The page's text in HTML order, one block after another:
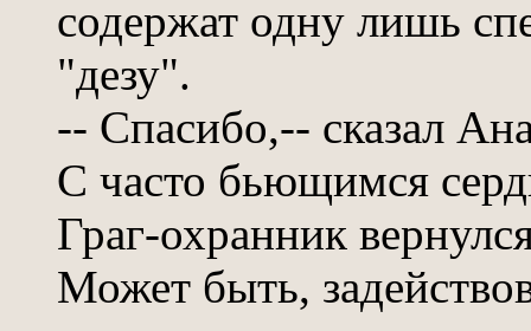
содержат одну лишь
"дезу".
-- Спасибо,-- сказал
С часто бьющимся
Граг-охранник
Может быть,